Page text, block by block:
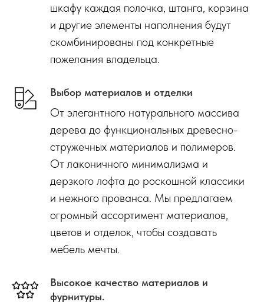
шкафу каждая полочка, штанга, корзина
и другие элементы наполнения будут
скомбинированы под конкретные
пожелания владельца.
Выбор материалов и отделки
От элегантного натурального массива
дерева до функциональных древесно-
стружечных материалов и полимеров.
От лаконичного минимализма и
дерзкого лофта до роскошной классики
и нежного прованса. Мы предлагаем
огромный ассортимент материалов,
цветов и отделок, чтобы создавать
мебель мечты.
Высокое качество материалов и
фурнитуры.